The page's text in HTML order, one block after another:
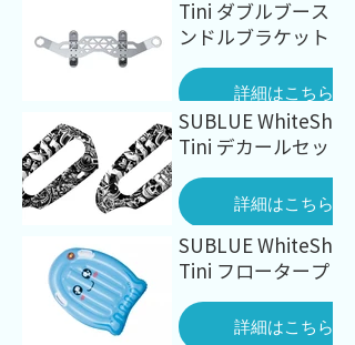
Tini ダブルブースト
ンドルブラケット
詳細はこちら
SUBLUE WhiteShark
Tini デカールセット
詳細はこちら
SUBLUE WhiteShark
Tini フロータープレ
詳細はこちら